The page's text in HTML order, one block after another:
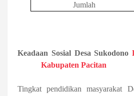
Jumlah
Keadaan Sosial Desa Sukodono
Kabupaten Pacitan
Tingkat pendidikan masyarakat